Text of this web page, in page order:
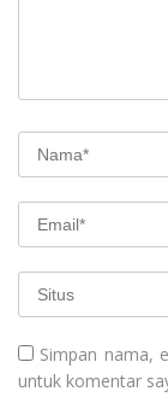
Simpan nama,
untuk komentar